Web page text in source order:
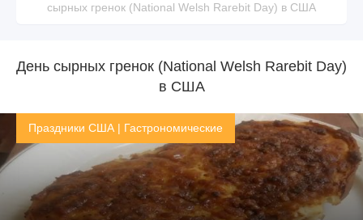
сырных гренок (National Welsh Rarebit Day) в США
День сырных гренок (National Welsh Rarebit Day)
в США
Праздники США | Гастрономические